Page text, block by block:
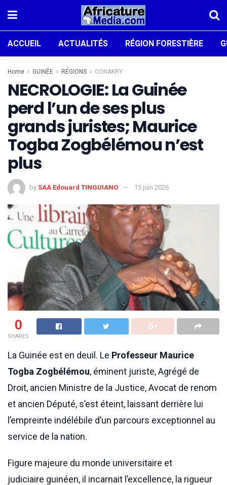
ACCUEIL ACTUALITÉS RÉGION FORESTIÈRE
Home GUINÉE RÉGIONS CONAKRY
NECROLOGIE: La Guinée
perd l’un de ses plus
grands juristes; Maurice
Togba Zogbélémou n’est
plus
by SAA Edouard TINGUIANO 15 juin 2026
0
SHARES
La Guinée est en deuil. Le Professeur Maurice
Togba Zogbélémou, éminent juriste, Agrégé de
Droit, ancien Ministre de la Justice, Avocat de renom
et ancien Député, s’est éteint, laissant derrière lui
l’empreinte indélébile d’un parcours exceptionnel au
service de la nation.
Figure majeure du monde universitaire et
judiciaire guinéen, il incarnait l’excellence, la rigueur